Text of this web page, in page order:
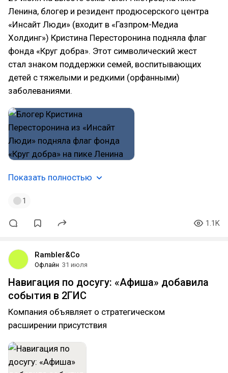
Ленина, блогер и резидент продюсерского центра
«Инсайт Люди» (входит в «Газпром-Медиа
Холдинг») Кристина Пересторонина подняла флаг
фонда «Круг добра». Этот символический жест
стал знаком поддержки семей, воспитывающих
детей с тяжелыми и редкими (орфанными)
заболеваниями.
Показать полностью
1
1.1K
Rambler&Co
Офлайн 31 июля
Навигация по досугу: «Афиша» добавила
события в 2ГИС
Компания объявляет о стратегическом
расширении присутствия